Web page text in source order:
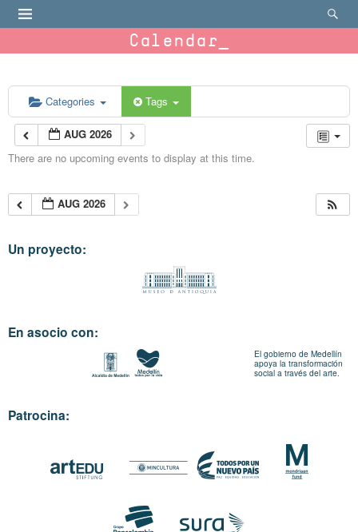
Calendar
Categories Tags
AUG 2026
There are no upcoming events to display at this time.
AUG 2026
Un proyecto:
En asocio con:
El gobierno de Medellín
apoya la transformación
social a través del arte.
Patrocina: